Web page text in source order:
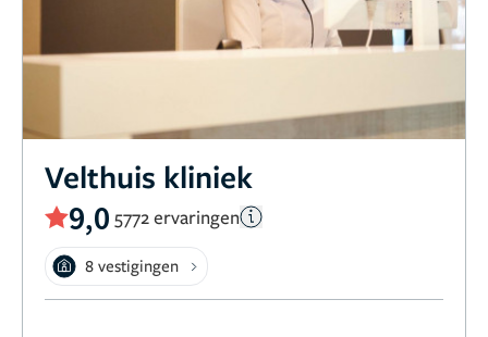
Velthuis kliniek
9,0 5772 ervaringen
8 vestigingen